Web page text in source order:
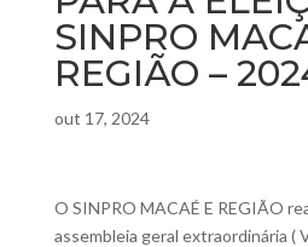
SINPRO
REGIÃO –
out 17, 2024
O SINPRO MACAÉ E REGIÃO
assembleia geral extraordinária (